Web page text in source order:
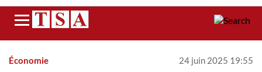
Menu
Économie 24 juin 2025 19:55